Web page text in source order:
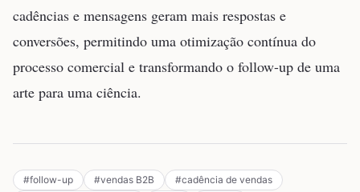
cadências e mensagens geram mais respostas e
conversões, permitindo uma otimização contínua do
processo comercial e transformando o follow-up de uma
arte para uma ciência.
#follow-up #vendas B2B #cadência de vendas